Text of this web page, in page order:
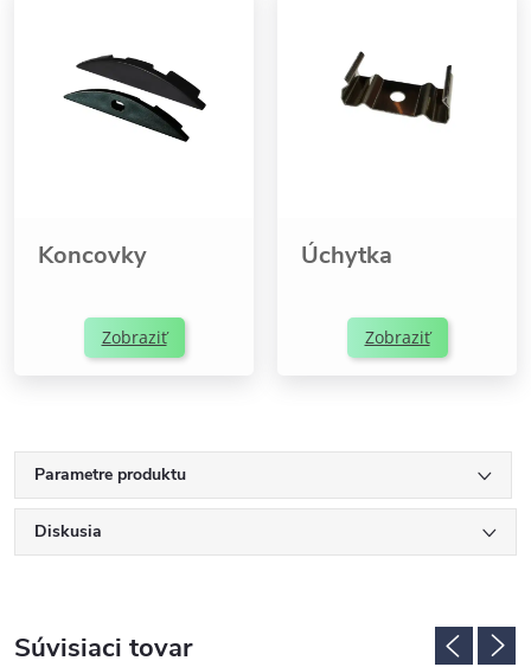
Koncovky
Zobraziť
Úchytka
Zobraziť
Parametre produktu
Diskusia
Súvisiaci tovar